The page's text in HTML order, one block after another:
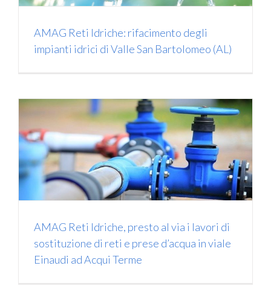
AMAG Reti Idriche: rifacimento degli
impianti idrici di Valle San Bartolomeo (AL)
AMAG Reti Idriche, presto al via i lavori di
sostituzione di reti e prese d’acqua in viale
Einaudi ad Acqui Terme